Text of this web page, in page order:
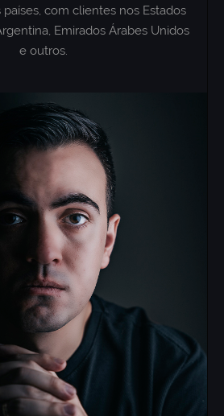
com clientes nos Estados
Emirados Árabes Unidos
e outros.